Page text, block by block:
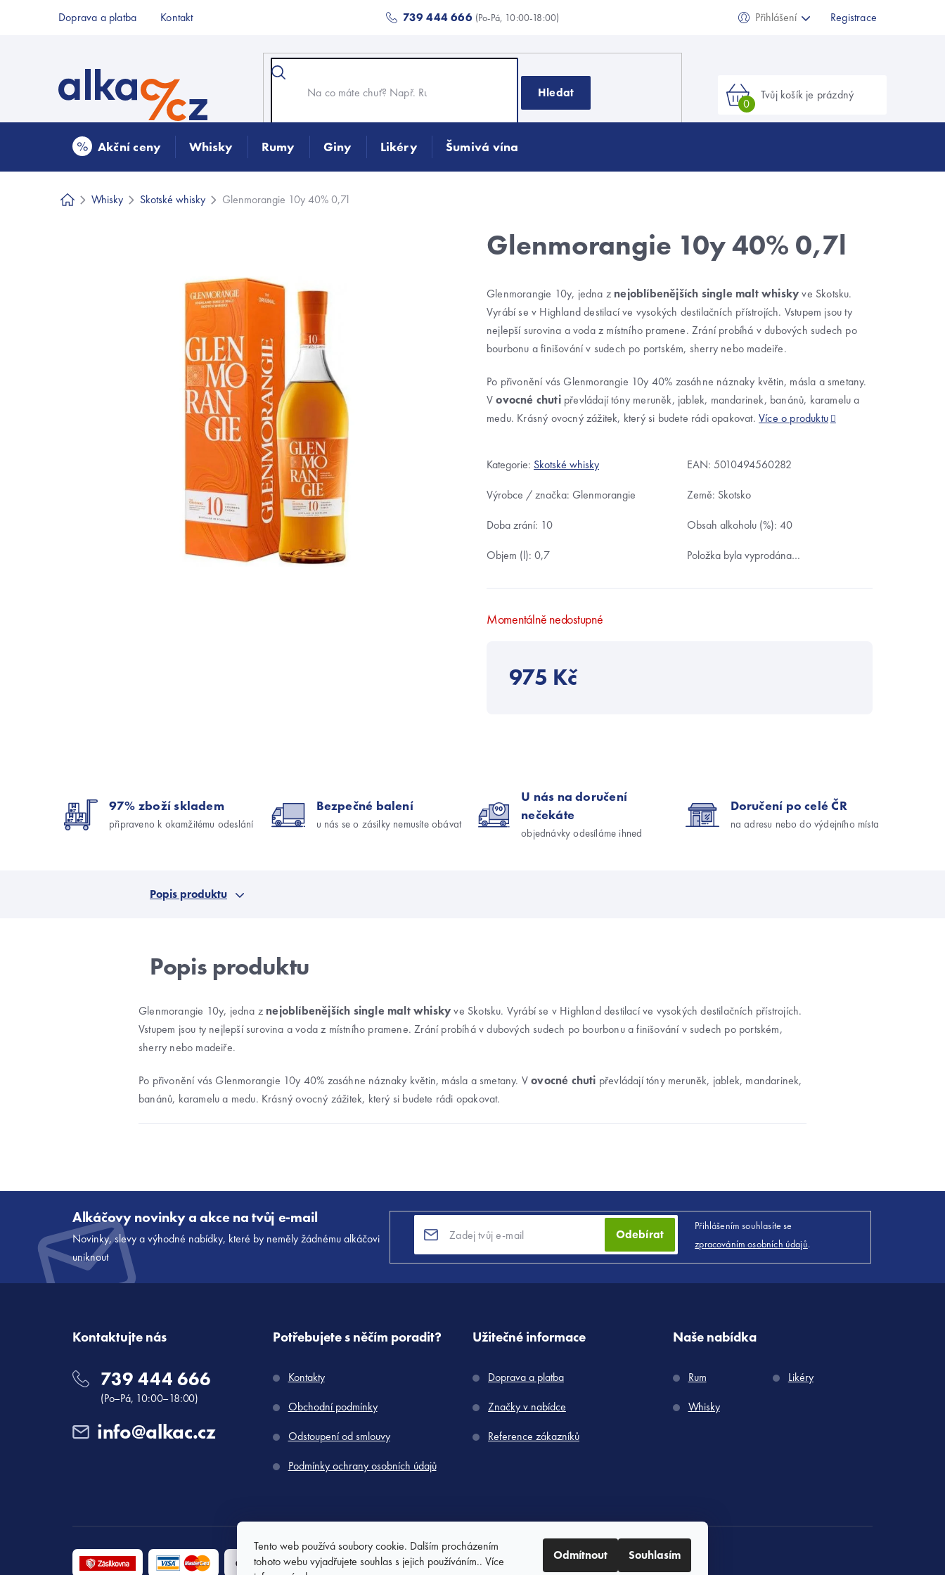
Tento web používá soubory cookie. Dalším procházením
tohoto webu vyjadřujete souhlas s jejich používáním.. Více
Odmítnout Souhlasím
739 444 666 (Po-Pá, 10:00-18:00)
Doprava a platba Kontakt Přihlášení Registrace
Hledat Nákupní
košík
Akční ceny Whisky Rumy Giny Likéry Šumivá vína
Domů Whisky Skotské whisky Glenmorangie 10y 40% 0,7l
Glenmorangie 10y 40% 0,7l
975 Kč
Kategorie: Skotské whisky EAN: 5010494560282
Výrobce / značka: Glenmorangie Země: Skotsko
Doba zrání: 10 Obsah alkoholu (%): 40
Objem (l): 0,7 Položka byla vyprodána…
Momentálně nedostupné
Glenmorangie 10y, jedna z nejoblíbenějších single malt whiskyve Skotsku.
Vyrábí se v Highland destilací ve vysokých destilačních přístrojích. Vstupem jsou ty
nejlepší surovina a voda z místního pramene. Zrání probíhá v dubových sudech po
bourbonu a finišování v sudech po portském, sherry nebo madeiře.
Po přivonění vás Glenmorangie 10y 40% zasáhne náznaky květin, másla a smetany.
Vovocné chutipřevládají tóny meruněk, jablek, mandarinek, banánů, karamelu a
medu. Krásný ovocný zážitek, který si budete rádi opakovat.Více o produktu
97% zboží skladem
připraveno k okamžitému odeslání
Bezpečné balení
u nás se o zásilky nemusíte obávat
U nás na doručení
nečekáte
objednávky odesíláme ihned
Doručení po celé ČR
na adresu nebo do výdejního místa
Popis produktu
Glenmorangie 10y, jedna z nejoblíbenějších single malt whiskyve Skotsku. Vyrábí se v Highland destilací ve vysokých destilačních přístrojích.
Vstupem jsou ty nejlepší surovina a voda z místního pramene. Zrání probíhá v dubových sudech po bourbonu a finišování v sudech po portském,
sherry nebo madeiře.
Po přivonění vás Glenmorangie 10y 40% zasáhne náznaky květin, másla a smetany. Vovocné chuti převládají tóny meruněk, jablek, mandarinek,
banánů, karamelu a medu. Krásný ovocný zážitek, který si budete rádi opakovat.
Alkáčovy novinky a akce na tvůj e-mail
Novinky, slevy a výhodné nabídky, které by neměly žádnému alkáčovi
uniknout
Odebírat
Přihlášením souhlasíte se
zpracováním osobních údajů.
Kontaktujte nás
739 444 666
(Po–Pá, 10:00–18:00)
info@alkac.cz
Potřebujete s něčím poradit?
Kontakty
Obchodní podmínky
Odstoupení od smlouvy
Podmínky ochrany osobních údajů
Užitečné informace
Doprava a platba
Značky v nabídce
Reference zákazníků
Naše nabídka
Rum
Whisky
Likéry